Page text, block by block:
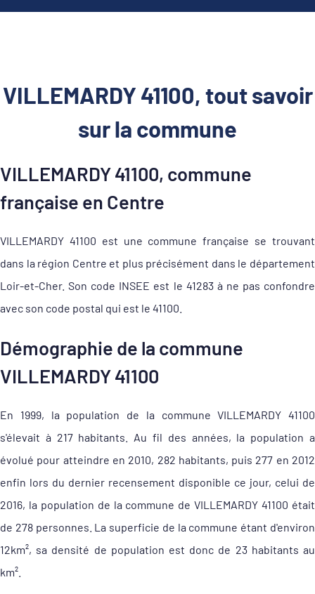
VILLEMARDY 41100, tout savoir
sur la commune
VILLEMARDY 41100, commune
française en Centre
VILLEMARDY 41100 est une commune française se trouvant
dans la région Centre et plus précisément dans le département
Loir-et-Cher. Son code INSEE est le 41283 à ne pas confondre
avec son code postal qui est le 41100.
Démographie de la commune
VILLEMARDY 41100
En 1999, la population de la commune VILLEMARDY 41100
s'élevait à 217 habitants. Au fil des années, la population a
évolué pour atteindre en 2010, 282 habitants, puis 277 en 2012
enfin lors du dernier recensement disponible ce jour, celui de
2016, la population de la commune de VILLEMARDY 41100 était
de 278 personnes. La superficie de la commune étant d'environ
12km², sa densité de population est donc de 23 habitants au
km².